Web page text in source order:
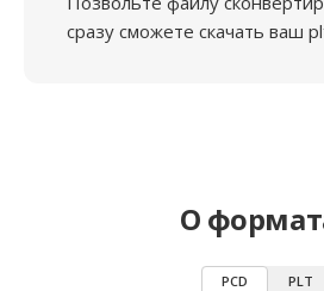
сразу сможете скачать ваш
О
PCD PLT